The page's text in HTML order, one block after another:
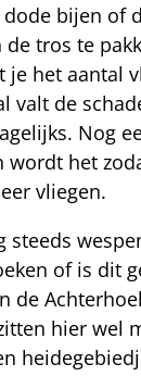
bijen of
tros te
je het aantal
valt de
Nog
wordt het
vliegen.
steeds
of is dit
de
hier wel